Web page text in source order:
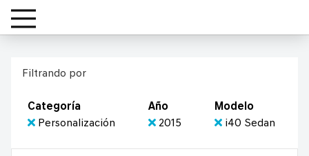
Filtrando por
Categoría
Personalización
Año
2015
Modelo
i40 Sedan